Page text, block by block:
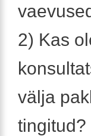
2) Kas
välja
tingitud?